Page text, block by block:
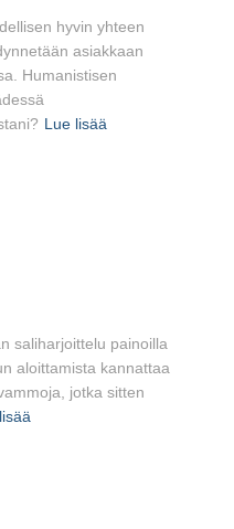
hyvin yhteen
asiakkaan
Humanistisen
Lue lisää
saliharjoittelu painoilla
aloittamista kannattaa
jotka sitten